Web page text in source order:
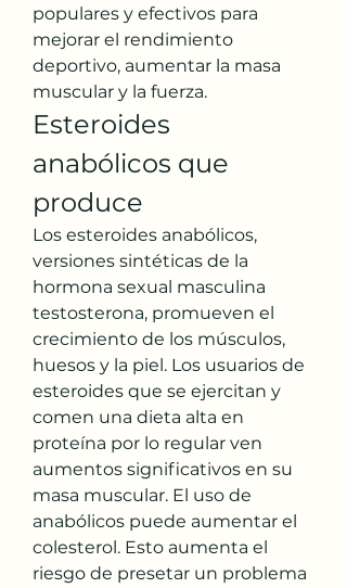
populares y efectivos para
mejorar el rendimiento
deportivo, aumentar la masa
muscular y la fuerza.
Esteroides
anabólicos que
produce
Los esteroides anabólicos,
versiones sintéticas de la
hormona sexual masculina
testosterona, promueven el
crecimiento de los músculos,
huesos y la piel. Los usuarios de
esteroides que se ejercitan y
comen una dieta alta en
proteína por lo regular ven
aumentos significativos en su
masa muscular. El uso de
anabólicos puede aumentar el
colesterol. Esto aumenta el
riesgo de presetar un problema